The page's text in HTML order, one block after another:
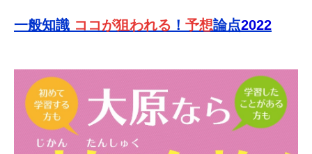
一般知識 ココが狙われる ！ 予想論点2022